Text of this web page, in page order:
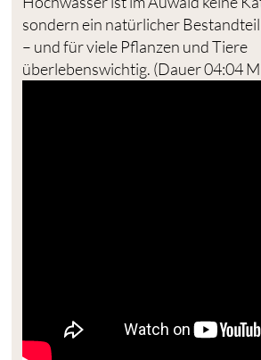
sondern ein natürlicher
– und für viele Pflanzen und Tiere
überlebenswichtig. (Dauer 04:04